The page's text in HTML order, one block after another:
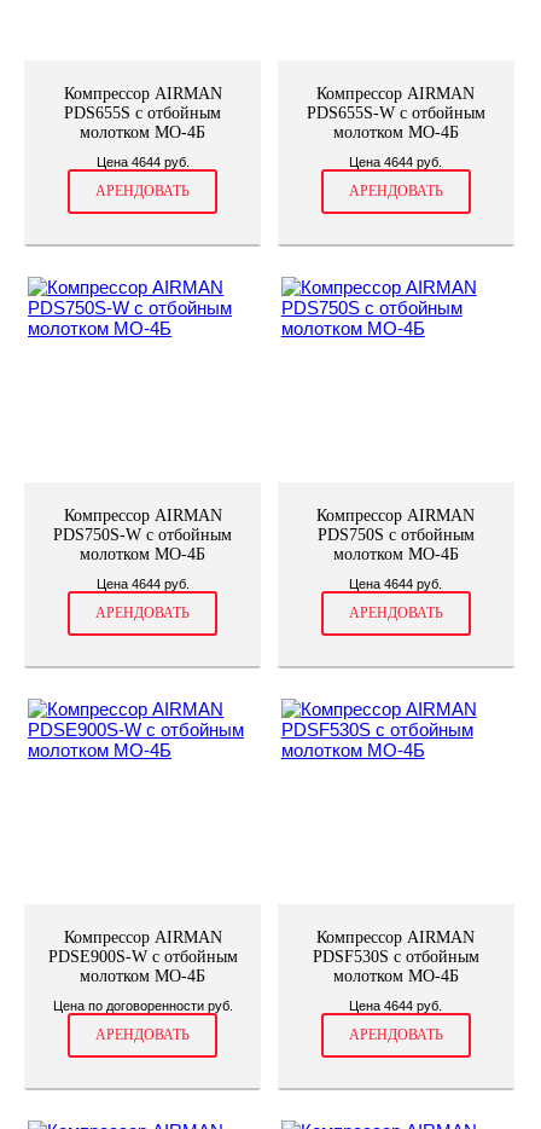
Компрессор AIRMAN
PDS655S с отбойным
молотком МО-4Б
Цена 4644 руб.
АРЕНДОВАТЬ
Компрессор AIRMAN
PDS655S-W с отбойным
молотком МО-4Б
Цена 4644 руб.
АРЕНДОВАТЬ
Компрессор AIRMAN
PDS750S-W с отбойным
молотком МО-4Б
Цена 4644 руб.
АРЕНДОВАТЬ
Компрессор AIRMAN
PDS750S с отбойным
молотком МО-4Б
Цена 4644 руб.
АРЕНДОВАТЬ
Компрессор AIRMAN
PDSE900S-W с отбойным
молотком МО-4Б
Цена по договоренности руб.
АРЕНДОВАТЬ
Компрессор AIRMAN
PDSF530S с отбойным
молотком МО-4Б
Цена 4644 руб.
АРЕНДОВАТЬ